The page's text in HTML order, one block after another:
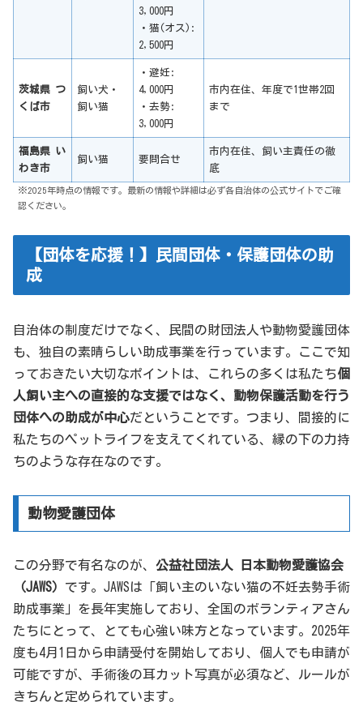
3,000円
・猫(オス):
2,500円
茨城県 つ
くば市
飼い犬・
飼い猫
・避妊:
4,000円
・去勢:
3,000円
市内在住、年度で1世帯2回
まで
福島県 い
わき市
飼い猫 要問合せ
市内在住、飼い主責任の徹
底
※2025年時点の情報です。最新の情報や詳細は必ず各自治体の公式サイトでご確
認ください。
【団体を応援！】民間団体・保護団体の助
成
自治体の制度だけでなく、民間の財団法人や動物愛護団体
も、独自の素晴らしい助成事業を行っています。ここで知
っておきたい大切なポイントは、これらの多くは私たち個
人飼い主への直接的な支援ではなく、動物保護活動を行う
団体への助成が中心だということです。つまり、間接的に
私たちのペットライフを支えてくれている、縁の下の力持
ちのような存在なのです。
動物愛護団体
この分野で有名なのが、 公益社団法人 日本動物愛護協会
（JAWS） です。JAWSは「飼い主のいない猫の不妊去勢手術
助成事業」を長年実施しており、全国のボランティアさん
たちにとって、とても心強い味方となっています。2025年
度も4月1日から申請受付を開始しており、個人でも申請が
可能ですが、手術後の耳カット写真が必須など、ルールが
きちんと定められています。